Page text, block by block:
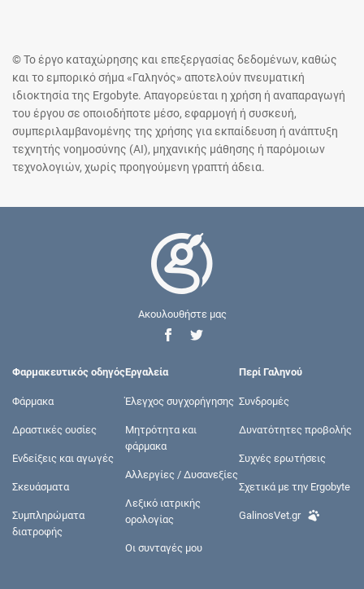
© Το έργο καταχώρησης και επεξεργασίας δεδομένων, καθώς
και το εμπορικό σήμα «Γαληνός» αποτελούν πνευματική
ιδιοκτησία της Ergobyte. Απαγορεύεται η χρήση ή αναπαραγωγή
του έργου σε οποιοδήποτε μέσο, εφαρμογή ή συσκευή,
συμπεριλαμβανομένης της χρήσης για εκπαίδευση ή ανάπτυξη
τεχνητής νοημοσύνης (AI), μηχανικής μάθησης ή παρόμοιων
τεχνολογιών, χωρίς προηγούμενη γραπτή άδεια.
Ακουλουθήστε μας
Φαρμακευτικός οδηγός
Φάρμακα
Δραστικές ουσίες
Ενδείξεις και αγωγές
Σκευάσματα
Συμπληρώματα
διατροφής
Εργαλεία
Έλεγχος συγχορήγησης
Μητρότητα και
φάρμακα
Αλλεργίες / Δυσανεξίες
Λεξικό ιατρικής
ορολογίας
Οι συνταγές μου
Περί Γαληνού
Συνδρομές
Δυνατότητες προβολής
Συχνές ερωτήσεις
Σχετικά με την Ergobyte
GalinosVet.gr